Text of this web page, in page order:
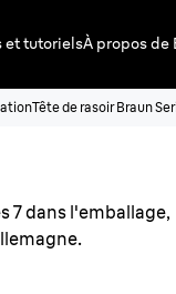
et tutorielsÀ propos de
Tête de rasoir Braun